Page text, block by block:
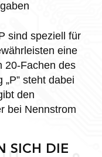
sind speziell für
eine
20-Fachen des
steht dabei
den
bei Nennstrom
SICH DIE